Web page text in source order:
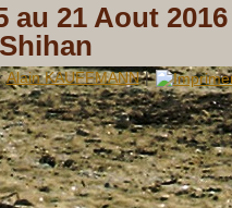
21 Aout 2016
Alain KAUFFMANN|